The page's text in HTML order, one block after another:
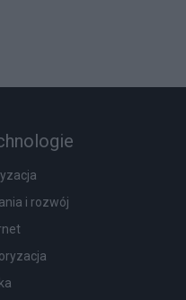
i rozwój